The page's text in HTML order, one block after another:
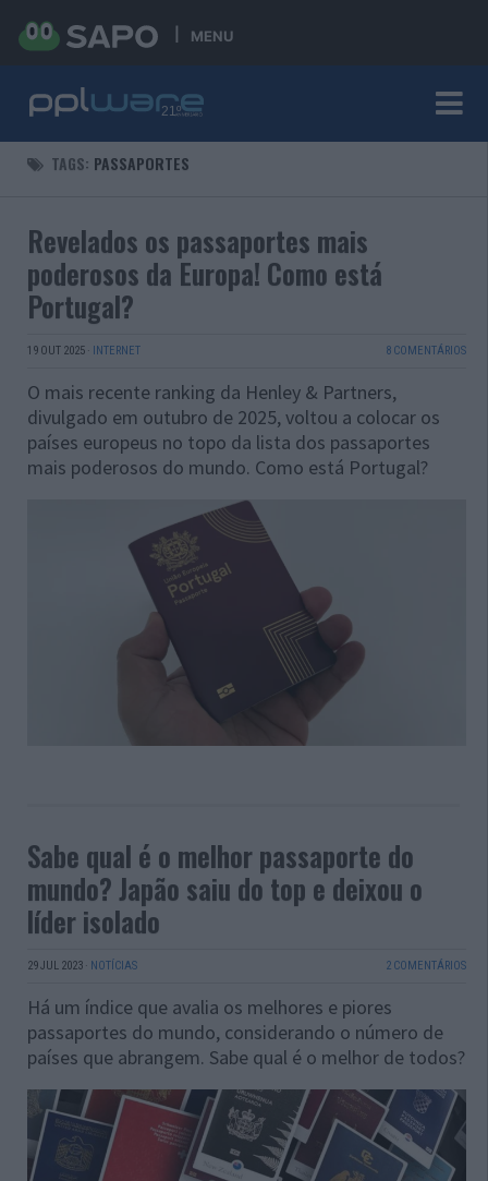
MENU
TAGS: PASSAPORTES
Revelados os passaportes mais
poderosos da Europa! Como está
Portugal?
19 OUT 2025 · INTERNET 8 COMENTÁRIOS
O mais recente ranking da Henley & Partners,
divulgado em outubro de 2025, voltou a colocar os
países europeus no topo da lista dos passaportes
mais poderosos do mundo. Como está Portugal?
Sabe qual é o melhor passaporte do
mundo? Japão saiu do top e deixou o
líder isolado
29 JUL 2023 · NOTÍCIAS 2 COMENTÁRIOS
Há um índice que avalia os melhores e piores
passaportes do mundo, considerando o número de
países que abrangem. Sabe qual é o melhor de todos?